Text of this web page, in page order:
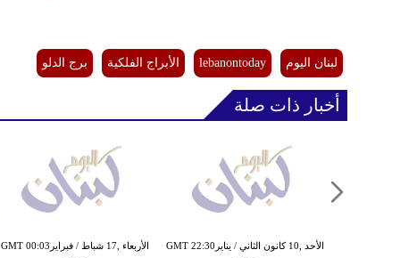
لبنان اليوم lebanontoday الأبراج الفلكية برج الدلو
أخبار ذات صلة
الأربعاء ,17 شباط / فبرايرGMT 00:03
الأحد ,10 كانون الثاني / ينايرGMT 22:30